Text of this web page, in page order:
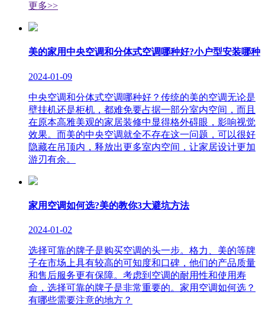
更多>>
美的家用中央空调和分体式空调哪种好?小户型安装哪种
2024-01-09
中央空调和分体式空调哪种好？传统的美的空调无论是
壁挂机还是柜机，都难免要占据一部分室内空间，而且
在原本高雅美观的家居装修中显得格外碍眼，影响视觉
效果。而美的中央空调就全不存在这一问题，可以很好
隐藏在吊顶内，释放出更多室内空间，让家居设计更加
游刃有余。
家用空调如何选?美的教你3大避坑方法
2024-01-02
选择可靠的牌子是购买空调的头一步。格力、美的等牌
子在市场上具有较高的可知度和口碑，他们的产品质量
和售后服务更有保障。考虑到空调的耐用性和使用寿
命，选择可靠的牌子是非常重要的。家用空调如何选？
有哪些需要注意的地方？